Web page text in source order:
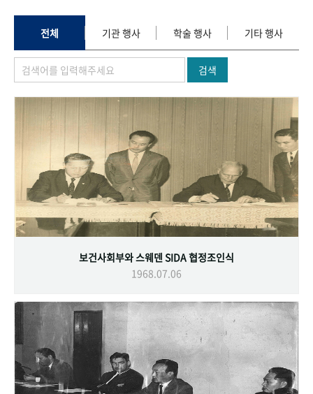
성과 50선 숫자로 보는 50년
세계와 함께 한 KIHASA
VR 역사관
전체 기관 행사 학술 행사 기타 행사
검색
보건사회부와 스웨덴 SIDA 협정조인식
1968.07.06